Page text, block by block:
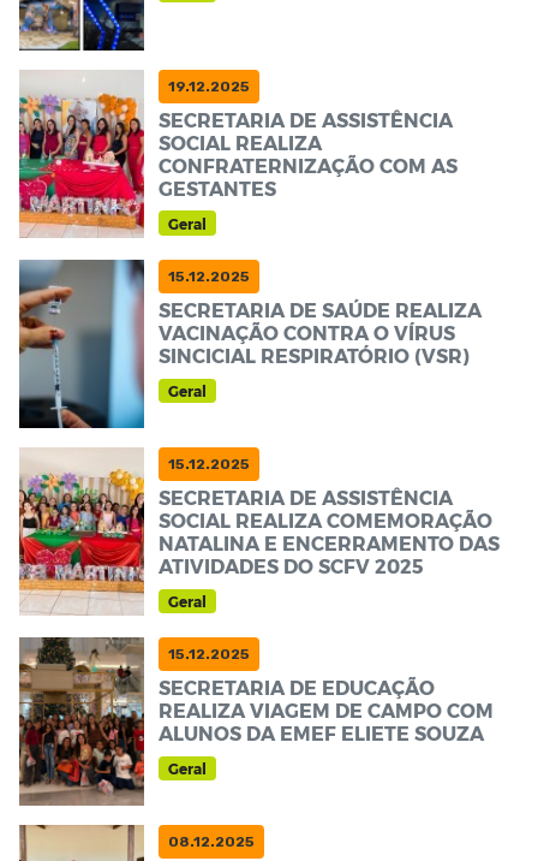
19.12.2025
SECRETARIA DE ASSISTÊNCIA
SOCIAL REALIZA
CONFRATERNIZAÇÃO COM AS
GESTANTES
Geral
15.12.2025
SECRETARIA DE SAÚDE REALIZA
VACINAÇÃO CONTRA O VÍRUS
SINCICIAL RESPIRATÓRIO (VSR)
Geral
15.12.2025
SECRETARIA DE ASSISTÊNCIA
SOCIAL REALIZA COMEMORAÇÃO
NATALINA E ENCERRAMENTO DAS
ATIVIDADES DO SCFV 2025
Geral
15.12.2025
SECRETARIA DE EDUCAÇÃO
REALIZA VIAGEM DE CAMPO COM
ALUNOS DA EMEF ELIETE SOUZA
Geral
08.12.2025